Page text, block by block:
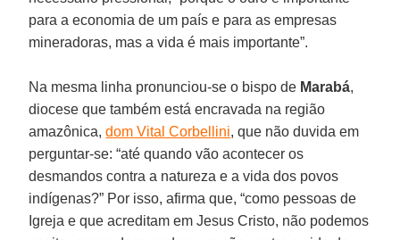
para a economia de um país e para as empresas
mineradoras, mas a vida é mais importante”.
Na mesma linha pronunciou-se o bispo de Marabá,
diocese que também está encravada na região
amazônica,dom Vital Corbellini, que não duvida em
perguntar-se: “até quando vão acontecer os
desmandos contra a natureza e a vida dos povos
indígenas?” Por isso, afirma que, “como pessoas de
Igreja e que acreditam em Jesus Cristo, não podemos